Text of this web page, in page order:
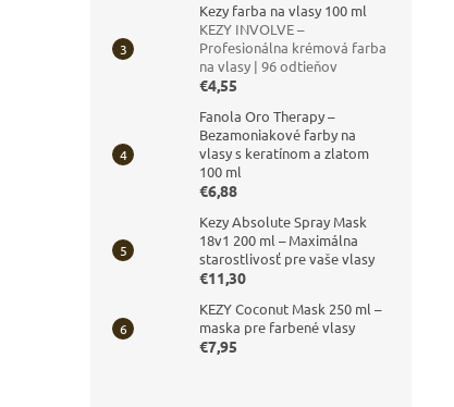
Kezy farba na vlasy 100 ml
KEZY INVOLVE –
Profesionálna krémová farba
na vlasy | 96 odtieňov
€4,55
Fanola Oro Therapy –
Bezamoniakové farby na
vlasy s keratínom a zlatom
100 ml
€6,88
Kezy Absolute Spray Mask
18v1 200 ml – Maximálna
starostlivosť pre vaše vlasy
€11,30
KEZY Coconut Mask 250 ml –
maska pre farbené vlasy
€7,95